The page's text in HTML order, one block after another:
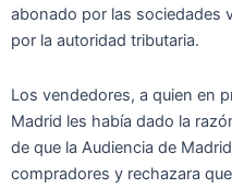
abonado por las sociedades
por la autoridad tributaria.
Los vendedores, a quien en
Madrid les había dado la
de que la Audiencia de
compradores y rechazara